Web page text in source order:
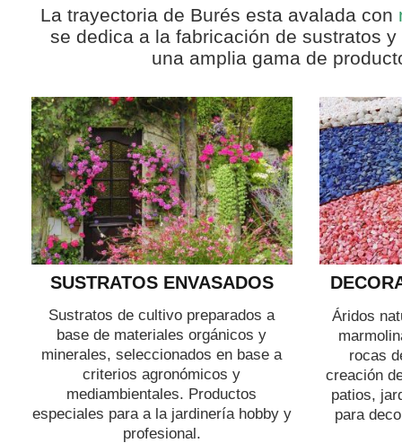
La trayectoria de Burés esta avalada con
se dedica a la fabricación de sustratos
una amplia gama de
SUSTRATOS ENVASADOS
Sustratos de cultivo preparados a
base de materiales orgánicos y
minerales, seleccionados en base a
criterios agronómicos y
mediambientales. Productos
especiales para a la jardinería hobby y
profesional.
Áridos
rocas
creación
patios,
para